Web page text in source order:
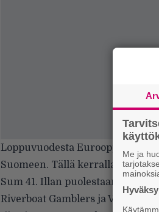
Loppuvuodesta Eurooppaa taas
Suomeen. Tällä kerralla rundia
Sum 41. Illan puolestaan
Riverboat Gamblers ja Veara.
Me ja